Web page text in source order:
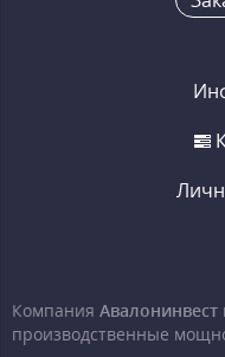
Компания Авалонинвест
производственные